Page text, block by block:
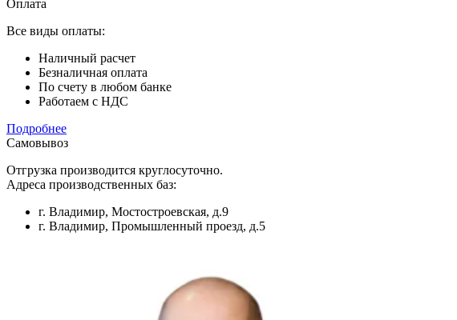
Оплата
Все виды оплаты:
Наличный расчет
Безналичная оплата
По счету в любом банке
Работаем с НДС
Подробнее
Самовывоз
Отгрузка производится круглосуточно.
Адреса производственных баз:
г. Владимир, Мостостроевская, д.9
г. Владимир, Промышленный проезд, д.5